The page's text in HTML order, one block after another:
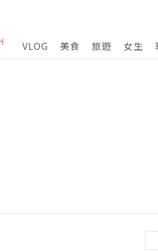
VLOG 美食 旅遊 女生